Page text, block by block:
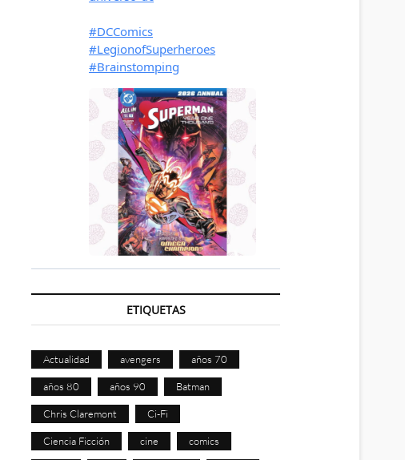
ETIQUETAS
Actualidad avengers años 70
años 80 años 90 Batman
Chris Claremont Ci-Fi
Ciencia Ficción cine comics